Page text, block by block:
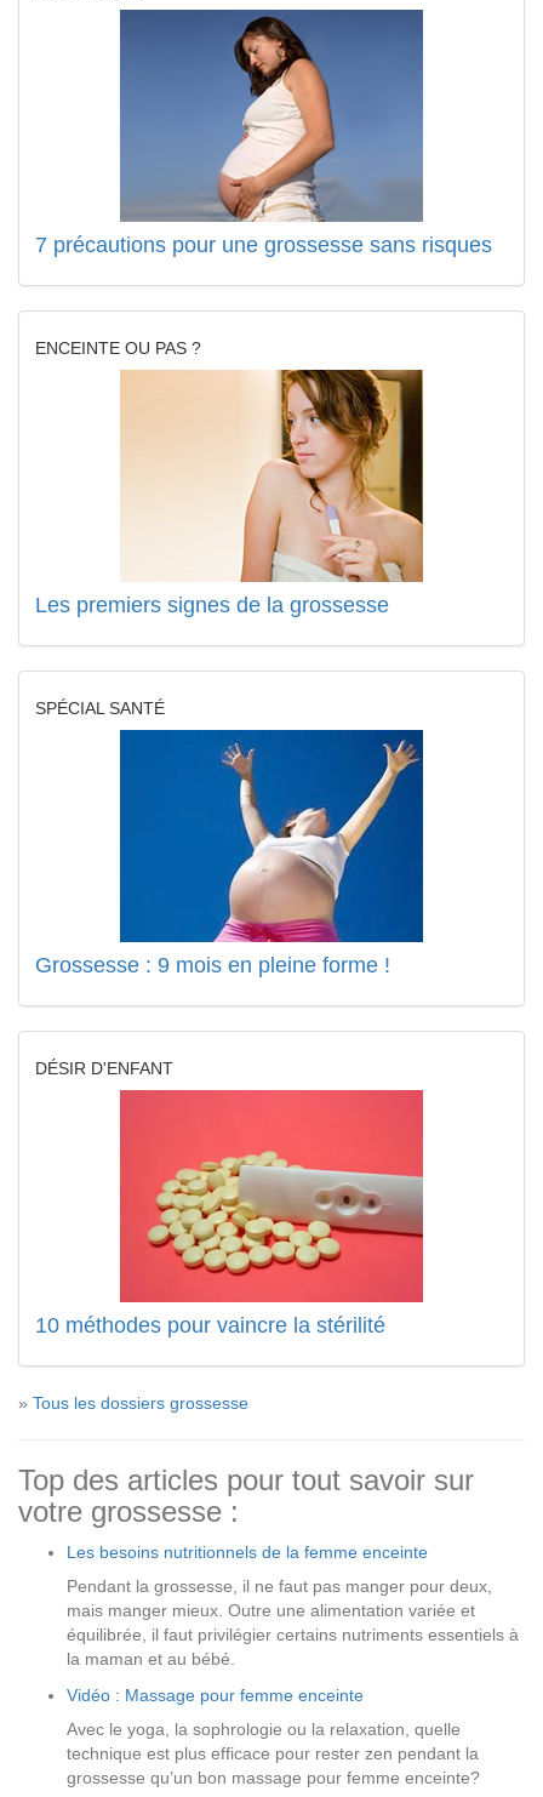
7 précautions pour une grossesse sans risques
ENCEINTE OU PAS ?
Les premiers signes de la grossesse
SPÉCIAL SANTÉ
Grossesse : 9 mois en pleine forme !
DÉSIR D'ENFANT
10 méthodes pour vaincre la stérilité
» Tous les dossiers grossesse
Top des articles pour tout savoir sur
votre grossesse :
Les besoins nutritionnels de la femme enceinte
Pendant la grossesse, il ne faut pas manger pour deux,
mais manger mieux. Outre une alimentation variée et
équilibrée, il faut privilégier certains nutriments essentiels à
la maman et au bébé.
Vidéo : Massage pour femme enceinte
Avec le yoga, la sophrologie ou la relaxation, quelle
technique est plus efficace pour rester zen pendant la
grossesse qu’un bon massage pour femme enceinte?